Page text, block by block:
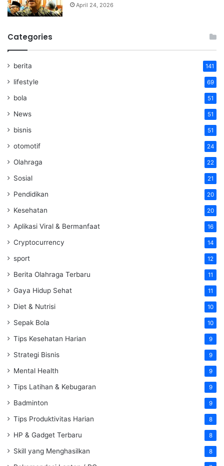
April 24, 2026
Categories
berita 141
lifestyle 69
bola 51
News 51
bisnis 51
otomotif 24
Olahraga 22
Sosial 21
Pendidikan 20
Kesehatan 20
Aplikasi Viral & Bermanfaat 16
Cryptocurrency 14
sport 12
Berita Olahraga Terbaru 11
Gaya Hidup Sehat 11
Diet & Nutrisi 10
Sepak Bola 10
Tips Kesehatan Harian 9
Strategi Bisnis 9
Mental Health 9
Tips Latihan & Kebugaran 9
Badminton 9
Tips Produktivitas Harian 8
HP & Gadget Terbaru 8
Skill yang Menghasilkan 8